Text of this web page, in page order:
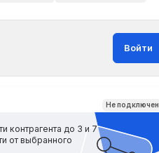
Войти
Не
контрагента до 3 и 7
от выбранного